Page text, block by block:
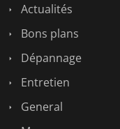
Actualités
Bons plans
Dépannage
Entretien
General